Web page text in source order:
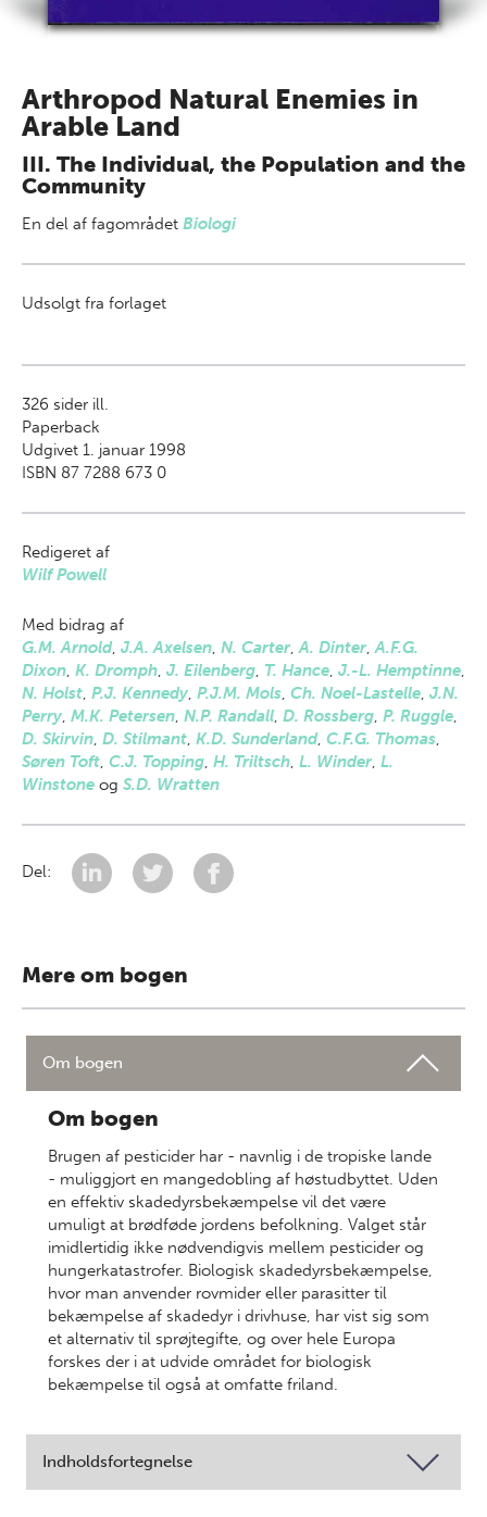
Arthropod Natural Enemies in
Arable Land
III. The Individual, the Population and the
Community
En del af fagområdet Biologi
Udsolgt fra forlaget
326 sider ill.
Paperback
Udgivet 1. januar 1998
ISBN 87 7288 673 0
Redigeret af
Wilf Powell
Med bidrag af
G.M. Arnold, J.A. Axelsen, N. Carter,A. Dinter,A.F.G.
Dixon, K. Dromph, J. Eilenberg, T. Hance, J.-L. Hemptinne,
N. Holst, P.J. Kennedy, P.J.M. Mols, Ch. Noel-Lastelle, J.N.
Perry, M.K. Petersen, N.P. Randall, D. Rossberg, P. Ruggle,
D. Skirvin, D. Stilmant, K.D. Sunderland, C.F.G. Thomas,
Søren Toft, C.J. Topping, H. Triltsch, L. Winder, L.
Winstone og S.D. Wratten
Del:
Mere om bogen
Om bogen
Om bogen
Brugen af pesticider har - navnlig i de tropiske lande
- muliggjort en mangedobling af høstudbyttet. Uden
en effektiv skadedyrsbekæmpelse vil det være
umuligt at brødføde jordens befolkning. Valget står
imidlertidig ikke nødvendigvis mellem pesticider og
hungerkatastrofer. Biologisk skadedyrsbekæmpelse,
hvor man anvender rovmider eller parasitter til
bekæmpelse af skadedyr i drivhuse, har vist sig som
et alternativ til sprøjtegifte, og over hele Europa
forskes der i at udvide området for biologisk
bekæmpelse til også at omfatte friland.
Indholdsfortegnelse